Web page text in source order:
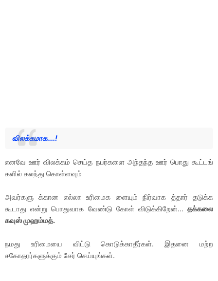
விலக்கமாக....!
எனவே ஊர் விலக்கம் செய்த நபர்களை அந்தந்த ஊர் பொது கூட்டங்
களில் கலந்து கொள்ளவும்
அவர்களு க்கான எல்லா உரிமைக ளையும் நிர்வாக த்தார் தடுக்க
கூடாது என்று பொதுவாக வேண்டு கோள் விடுக்கிறேன்... தக்கலை
கவுஸ் முஹம்மத்.
நமது உரிமையை விட்டு கொடுக்காதீர்கள். இதனை மற்ற
சகோதரர்களுக்கும் சேர் செய்யுங்கள்.